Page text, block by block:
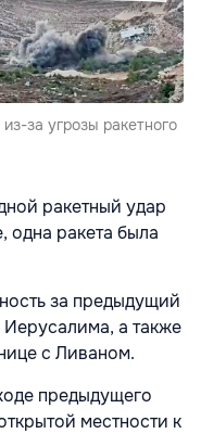
за угрозы ракетного
ракетный удар
одна ракета была
за предыдущий
а также
с Ливаном.
предыдущего
местности к